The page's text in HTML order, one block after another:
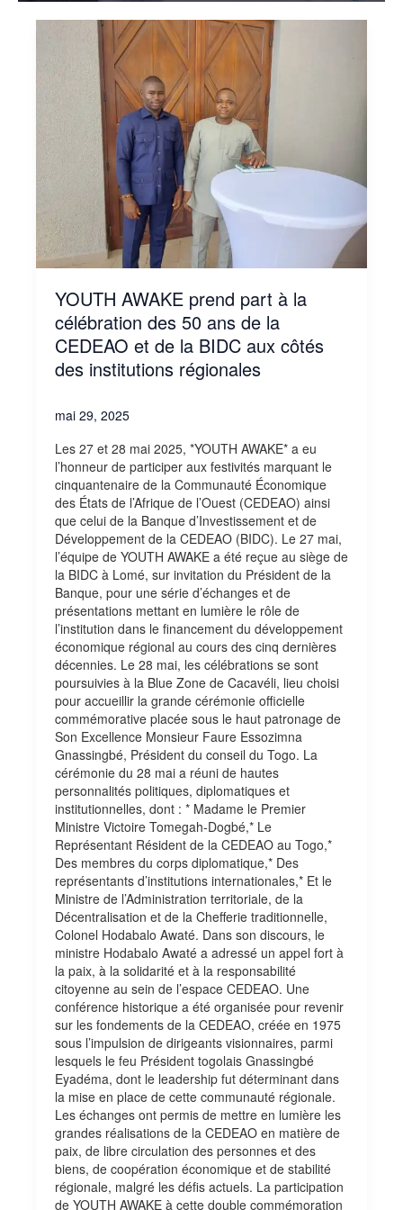
YOUTH AWAKE prend part à la
célébration des 50 ans de la
CEDEAO et de la BIDC aux côtés
des institutions régionales
mai 29, 2025
Les 27 et 28 mai 2025, *YOUTH AWAKE* a eu
l’honneur de participer aux festivités marquant le
cinquantenaire de la Communauté Économique
des États de l’Afrique de l’Ouest (CEDEAO) ainsi
que celui de la Banque d’Investissement et de
Développement de la CEDEAO (BIDC). Le 27 mai,
l’équipe de YOUTH AWAKE a été reçue au siège de
la BIDC à Lomé, sur invitation du Président de la
Banque, pour une série d’échanges et de
présentations mettant en lumière le rôle de
l’institution dans le financement du développement
économique régional au cours des cinq dernières
décennies. Le 28 mai, les célébrations se sont
poursuivies à la Blue Zone de Cacavéli, lieu choisi
pour accueillir la grande cérémonie officielle
commémorative placée sous le haut patronage de
Son Excellence Monsieur Faure Essozimna
Gnassingbé, Président du conseil du Togo. La
cérémonie du 28 mai a réuni de hautes
personnalités politiques, diplomatiques et
institutionnelles, dont : * Madame le Premier
Ministre Victoire Tomegah-Dogbé,* Le
Représentant Résident de la CEDEAO au Togo,*
Des membres du corps diplomatique,* Des
représentants d’institutions internationales,* Et le
Ministre de l’Administration territoriale, de la
Décentralisation et de la Chefferie traditionnelle,
Colonel Hodabalo Awaté. Dans son discours, le
ministre Hodabalo Awaté a adressé un appel fort à
la paix, à la solidarité et à la responsabilité
citoyenne au sein de l’espace CEDEAO. Une
conférence historique a été organisée pour revenir
sur les fondements de la CEDEAO, créée en 1975
sous l’impulsion de dirigeants visionnaires, parmi
lesquels le feu Président togolais Gnassingbé
Eyadéma, dont le leadership fut déterminant dans
la mise en place de cette communauté régionale.
Les échanges ont permis de mettre en lumière les
grandes réalisations de la CEDEAO en matière de
paix, de libre circulation des personnes et des
biens, de coopération économique et de stabilité
régionale, malgré les défis actuels. La participation
de YOUTH AWAKE à cette double commémoration
prend
part
célébration
des
ans
de
la
CEDEAO
et
la
BIDC
aux
côtés
des